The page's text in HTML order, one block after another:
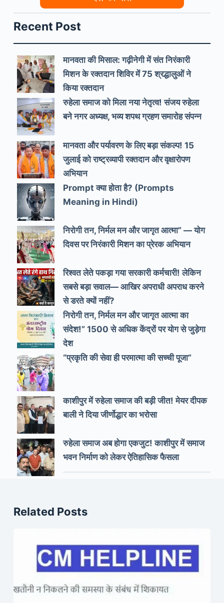
Recent Post
मानवता की मिसाल: गढ़ीनेगी में संत निरंकारी
मिशन के रक्तदान शिविर में 75 श्रद्धालुओं ने
किया रक्तदान
रुहेला समाज को मिला नया नेतृत्व! संजय रुहेला
बने नगर अध्यक्ष, भव्य शपथ ग्रहण समारोह संपन्न
मानवता और पर्यावरण के लिए बड़ा संकल्प! 15
जुलाई को राष्ट्रव्यापी रक्तदान और वृक्षारोपण
अभियान
Prompt क्या होता है? (Prompts
Meaning in Hindi)
निरोगी तन, निर्मल मन और जागृत आत्मा” — योग
दिवस पर निरंकारी मिशन का प्रेरक अभियान
रिश्वत लेते पकड़ा गया सरकारी कर्मचारी! लेकिन
सबसे बड़ा सवाल— आखिर अपराधी अपराध करने
से डरते क्यों नहीं?
निरोगी तन, निर्मल मन और जागृत आत्मा का
संदेश!” 1500 से अधिक केंद्रों पर योग से जुड़ेगा
देश
“प्रकृति की सेवा ही परमात्मा की सच्ची पूजा”
काशीपुर में रुहेला समाज की बड़ी जीत! मेयर दीपक
बाली ने दिया जीर्णोद्धार का भरोसा
रुहेला समाज अब होगा एकजुट! काशीपुर में समाज
भवन निर्माण को लेकर ऐतिहासिक फैसला
Related Posts